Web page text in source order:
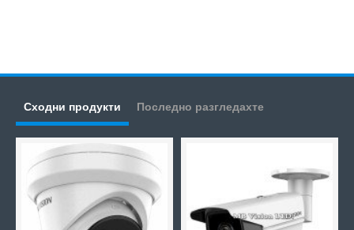
Сходни продукти Последно разгледахте